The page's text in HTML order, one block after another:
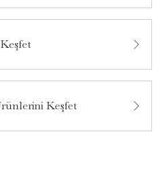
hiç soru sorulmamış.
Soru Sor
Keşfet